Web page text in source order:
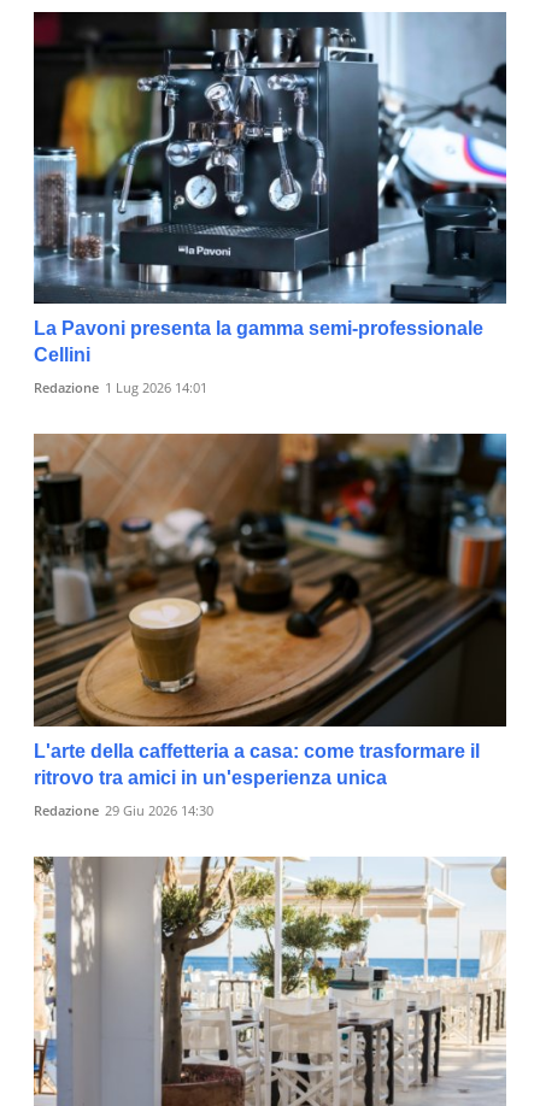
La Pavoni presenta la gamma semi-professionale
Cellini
Redazione 1 Lug 2026 14:01
L'arte della caffetteria a casa: come trasformare il
ritrovo tra amici in un'esperienza unica
Redazione 29 Giu 2026 14:30